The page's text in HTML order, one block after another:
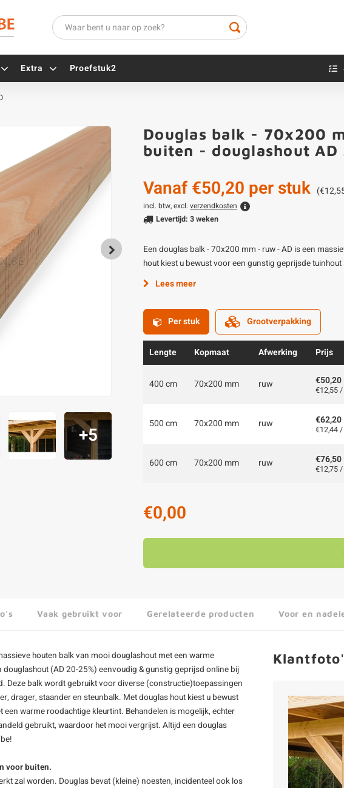
Extra
Stelplaten
Hoekankers
Terrasdragers
B-fix
PuraFix
Verbindingsstukken
Houten pennen
Blauwsteen sokkels
Olie -
Olie en
Proefstuk2
+5
Douglas balk - 70x200
buiten - douglashout AD
Vanaf€50,20 per stuk
incl. btw, excl. verzendkosten
Levertijd: 3 weken
Een douglas balk - 70x200 mm - ruw - AD is een
hout kiest u bewust voor een gunstig geprijsde
Lees meer
Per stuk Grootverpakking
Lengte Kopmaat Afwerking Prijs
400 cm 70x200 mm ruw €50,20
€12,55 /
500 cm 70x200 mm ruw €62,20
€12,44 /
600 cm 70x200 mm ruw €76,50
€12,75 /
€0,00
Vaak gebruikt voor Gerelateerde producten Voor en
houten balk van mooi douglashout met een warme
(AD 20-25%) eenvoudig & gunstig geprijsd online bij
Deze balk wordt gebruikt voor diverse (constructie)toepassingen
drager, staander en steunbalk. Met douglas hout kiest u bewust
warme roodachtige kleurtint. Behandelen is mogelijk, echter
gebruikt, waardoor het mooi vergrijst. Altijd een douglas
voor buiten.
zal worden. Douglas bevat (kleine) noesten, incidenteel ook los